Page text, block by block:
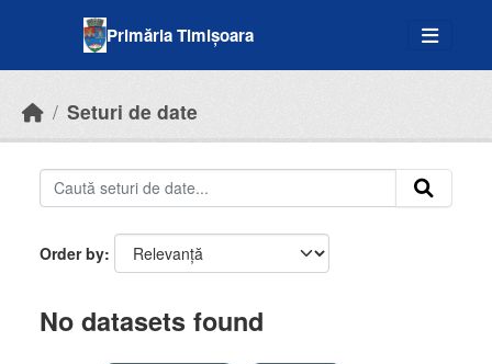
Primăria Timișoara
Seturi de date
Order by
No datasets found